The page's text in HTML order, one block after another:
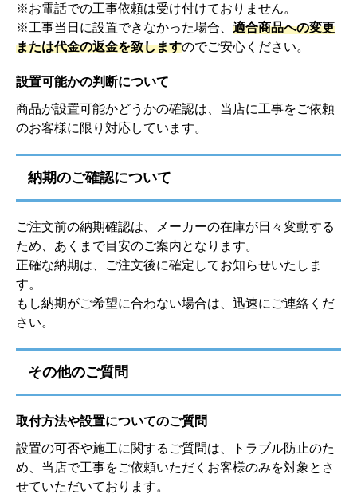
※お電話での工事依頼は受け付けておりません。
※工事当日に設置できなかった場合、 適合商品への変更
または代金の返金を致しますのでご安心ください。
設置可能かの判断について
商品が設置可能かどうかの確認は、当店に工事をご依頼
のお客様に限り対応しています。
納期のご確認について
ご注文前の納期確認は、メーカーの在庫が日々変動する
ため、あくまで目安のご案内となります。
正確な納期は、ご注文後に確定してお知らせいたしま
す。
もし納期がご希望に合わない場合は、迅速にご連絡くだ
さい。
その他のご質問
取付方法や設置についてのご質問
設置の可否や施工に関するご質問は、トラブル防止のた
め、当店で工事をご依頼いただくお客様のみを対象とさ
せていただいております。